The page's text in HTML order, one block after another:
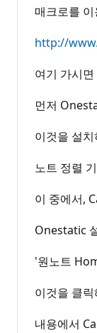
매크로를
http://
여기 가시
먼저
이것을 설
노트 정렬
이 중에서,
Onestatic
'원노트
이것을 클
내용에서